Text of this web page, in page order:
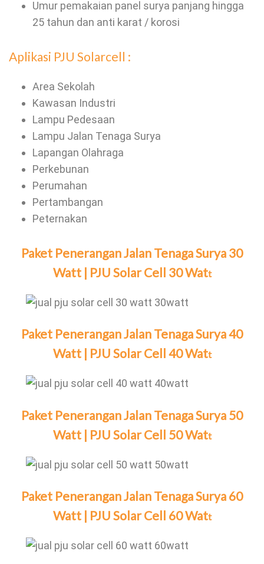
Umur pemakaian panel surya panjang hingga
25 tahun dan anti karat / korosi
Aplikasi PJU Solarcell :
Area Sekolah
Kawasan Industri
Lampu Pedesaan
Lampu Jalan Tenaga Surya
Lapangan Olahraga
Perkebunan
Perumahan
Pertambangan
Peternakan
Paket Penerangan Jalan Tenaga Surya 30
Watt | PJU Solar Cell 30 Watt
Paket Penerangan Jalan Tenaga Surya 40
Watt | PJU Solar Cell 40 Watt
Paket Penerangan Jalan Tenaga Surya 50
Watt | PJU Solar Cell 50 Watt
Paket Penerangan Jalan Tenaga Surya 60
Watt | PJU Solar Cell 60 Watt